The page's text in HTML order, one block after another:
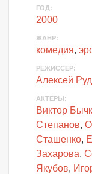
ГОД:
2000
ЖАНР:
комедия,
РЕЖИССЕР:
Алексей
АКТЕРЫ:
Виктор
Степанов,
Сташенко,
Захарова,
Якубов,